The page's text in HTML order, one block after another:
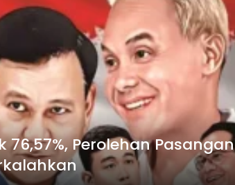
Perolehan Pasangan